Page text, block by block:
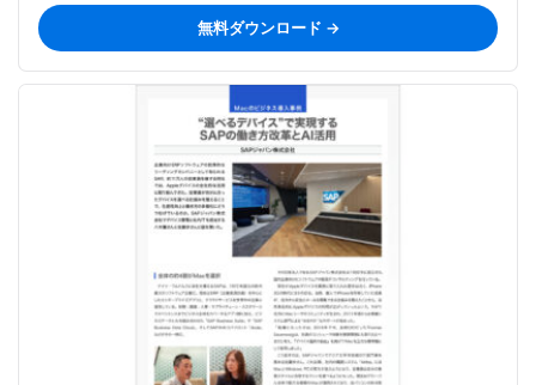
無料ダウンロード →